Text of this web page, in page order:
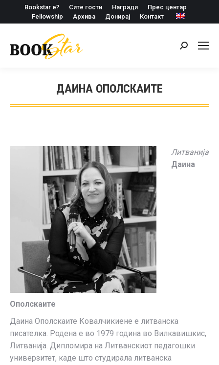
Bookstar е? Сите гости Награди
Прес центар
Fellowship
Архива Донирај Контакт
Search:
ДАИНА ОПОЛСКАИТЕ
Литванија
Даина
Ополскаите
Даина Ополскаите Ковалчикиене е литванска
писателка. Родена е во 1979 година во Вилкавишкис,
Литванија. Дипломира на Литванскиот педагошки
универзитет, каде што студирала литванска